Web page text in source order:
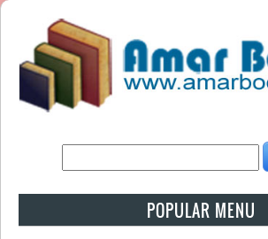
POPULAR MENU